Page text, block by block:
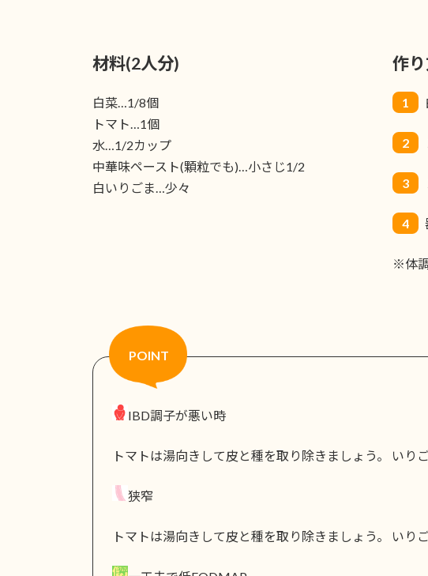
材料(2人分)
白菜…1/8個
トマト…1個
水…1/2カップ
中華味ペースト(顆粒でも)…小さじ1/2
白いりごま…少々
作
1
2
3
4
※体
IBD調子が悪い時
トマトは湯向きして皮と種を取り除きましょう。 いり
狭窄
トマトは湯向きして皮と種を取り除きましょう。 いり